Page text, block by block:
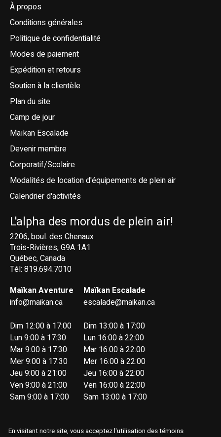
À propos
Conditions générales
Politique de confidentialité
Modes de paiement
Expédition et retours
Soutien à la clientèle
Plan du site
Camp de jour
Maïkan Escalade
Devenir membre
Corporatif/Scolaire
Modalités de location d'équipements de plein air
Calendrier d'activités
L'alpha des mordus de plein air!
2206, boul. des Chenaux
Trois-Rivières, G9A 1A1
Québec, Canada
Tél: 819.694.7010
Maïkan Aventure
info@maikan.ca
Dim 12:00 à 17:00
Lun 9:00 à 17:30
Mar 9:00 à 17:30
Mer 9:00 à 17:30
Jeu 9:00 à 21:00
Ven 9:00 à 21:00
Sam 9:00 à 17:00
Maïkan Escalade
escalade@maikan.ca
Dim 13:00 à 17:00
Lun 16:00 à 22:00
Mar 16:00 à 22:00
Mer 16:00 à 22:00
Jeu 16:00 à 22:00
Ven 16:00 à 22:00
Sam 13:00 à 17:00
En visitant notre site, vous acceptez l'utilisation des témoins